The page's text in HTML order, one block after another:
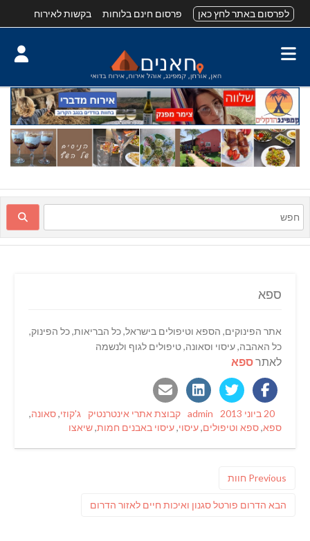
לפרסום באתר לחץ כאן פרסום חינם בלוחות בקשות לאירוח
ספא
אתר הפינוקים, הספא וטיפולים בישראל, כל הבריאות, כל הפינוק,
כל האהבה, עיסוי וסאונה, טיפולים לגוף ולנשמה
לאתרספא
Posted
on
20 ביוני 2013 Author
admin
Categories
קבוצת אתרי אינטרנטיק Tags
ג'קוזי,סאונה,
ספא,ספא וטיפולים,עיסוי,עיסוי באבנים חמות,שיאצו
Previous
Previous
חוות
הבא פוסט
הדרום פורטל סגנון ואיכות חיים לאזור הדרום